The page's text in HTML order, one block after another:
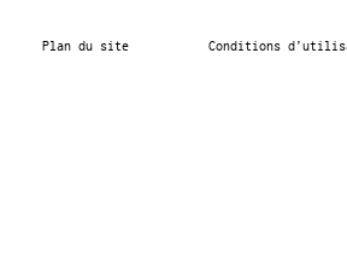
Plan du site Conditions